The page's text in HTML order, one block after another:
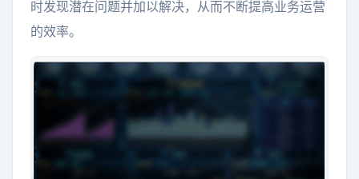
时发现潜在问题并加以解决，从而不断提高业务运营
的效率。